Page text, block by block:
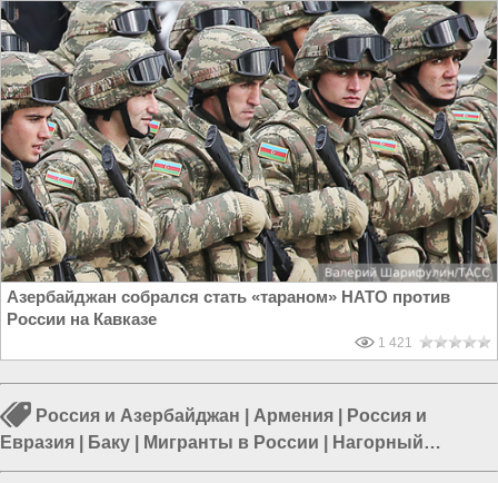
Азербайджан собрался стать «тараном» НАТО против
России на Кавказе
1 421
Россия и Азербайджан Армения
Россия и
Евразия
Баку Мигранты в России
Нагорный
Карабах|Ильхам Алиев